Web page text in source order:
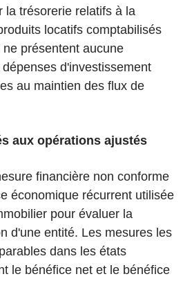
la trésorerie relatifs à la
locatifs comptabilisés
présentent aucune
d'investissement
au maintien des flux de
aux opérations ajustés
financière non conforme
économique récurrent utilisée
pour évaluer la
d'une entité. Les mesures les
dans les états
le bénéfice net et le bénéfice